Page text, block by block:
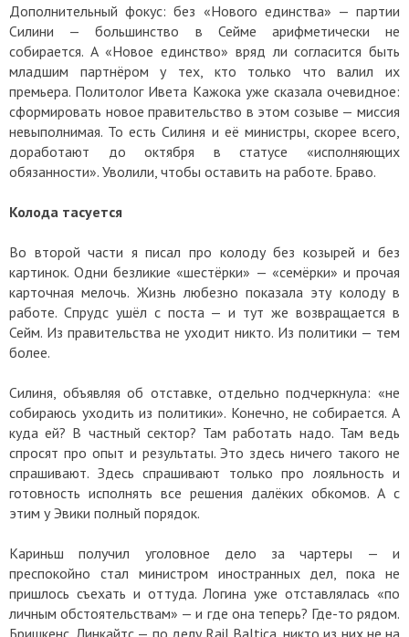
Дополнительный фокус: без «Нового единства» — партии
Силини — большинство в Сейме арифметически не
собирается. А «Новое единство» вряд ли согласится быть
младшим партнёром у тех, кто только что валил их
премьера. Политолог Ивета Кажока уже сказала очевидное:
сформировать новое правительство в этом созыве — миссия
невыполнимая. То есть Силиня и её министры, скорее всего,
доработают до октября в статусе «исполняющих
обязанности». Уволили, чтобы оставить на работе. Браво.
Колода тасуется
Во второй части я писал про колоду без козырей и без
картинок. Одни безликие «шестёрки» — «семёрки» и прочая
карточная мелочь. Жизнь любезно показала эту колоду в
работе. Спрудс ушёл с поста — и тут же возвращается в
Сейм. Из правительства не уходит никто. Из политики — тем
более.
Силиня, объявляя об отставке, отдельно подчеркнула: «не
собираюсь уходить из политики». Конечно, не собирается. А
куда ей? В частный сектор? Там работать надо. Там ведь
спросят про опыт и результаты. Это здесь ничего такого не
спрашивают. Здесь спрашивают только про лояльность и
готовность исполнять все решения далёких обкомов. А с
этим у Эвики полный порядок.
Кариньш получил уголовное дело за чартеры — и
преспокойно стал министром иностранных дел, пока не
пришлось съехать и оттуда. Логина уже отставлялась «по
личным обстоятельствам» — и где она теперь? Где-то рядом.
Бришкенс, Линкайтс — по делу Rail Baltica, никто из них не на